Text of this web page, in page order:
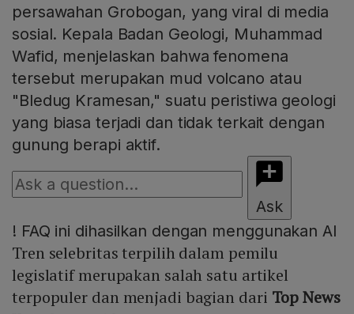
persawahan Grobogan, yang viral di media
sosial. Kepala Badan Geologi, Muhammad
Wafid, menjelaskan bahwa fenomena
tersebut merupakan mud volcano atau
"Bledug Kramesan," suatu peristiwa geologi
yang biasa terjadi dan tidak terkait dengan
gunung berapi aktif.
Ask
! FAQ ini dihasilkan dengan menggunakan AI
Tren selebritas terpilih dalam pemilu
legislatif merupakan salah satu artikel
terpopuler dan menjadi bagian dari Top News